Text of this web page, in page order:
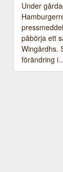
Under
påbörja ett
Wingårdhs.
förändring